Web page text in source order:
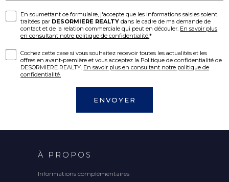
En soumettant ce formulaire, j'accepte que les informations saisies soient
traitées par DESORMIERE REALTY dans le cadre de ma demande de
contact et de la relation commerciale qui peut en découler. En savoir plus
en consultant notre politique de confidentialité.*
Cochez cette case si vous souhaitez recevoir toutes les actualités et les
offres en avant-première et vous acceptez la Politique de confidentialité de
DESORMIERE REALTY. En savoir plus en consultant notre politique de
confidentialité.
À PROPOS
Informations complémentaires